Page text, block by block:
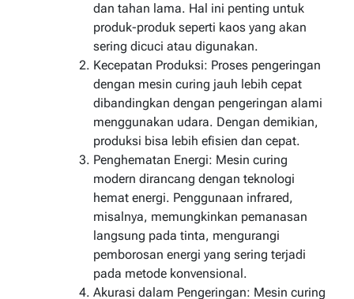
dan tahan lama. Hal ini penting untuk
produk-produk seperti kaos yang akan
sering dicuci atau digunakan.
Kecepatan Produksi: Proses pengeringan
dengan mesin curing jauh lebih cepat
dibandingkan dengan pengeringan alami
menggunakan udara. Dengan demikian,
produksi bisa lebih efisien dan cepat.
Penghematan Energi: Mesin curing
modern dirancang dengan teknologi
hemat energi. Penggunaan infrared,
misalnya, memungkinkan pemanasan
langsung pada tinta, mengurangi
pemborosan energi yang sering terjadi
pada metode konvensional.
Akurasi dalam Pengeringan: Mesin curing